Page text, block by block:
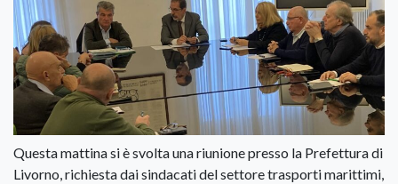
Questa mattina si è svolta una riunione presso la Prefettura di
Livorno, richiesta dai sindacati del settore trasporti marittimi,